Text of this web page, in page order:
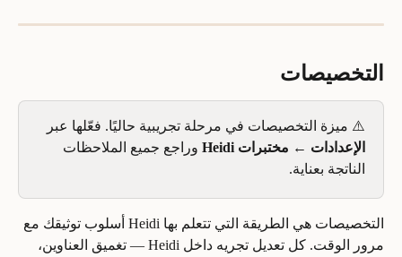
التخصيصات
⚠️ ميزة التخصيصات في مرحلة تجريبية حاليًا. فعّلها عبر
الإعدادات ← مختبرات Heidi
وراجع جميع الملاحظات
الناتجة بعناية.
التخصيصات هي الطريقة التي تتعلم بها Heidi أسلوب توثيقك مع
مرور الوقت. كل تعديل تجريه داخل Heidi — تغميق العناوين،